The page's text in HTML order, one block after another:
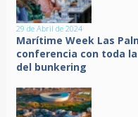
29 de Abril de 2024
Marítime Week Las
conferencia con toda
del bunkering